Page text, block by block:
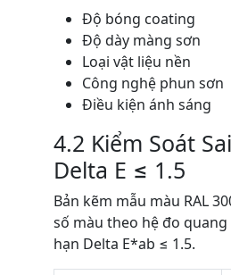
Độ bóng coating
Độ dày màng sơn
Loại vật liệu nền
Công nghệ phun sơn
Điều kiện ánh sáng
4.2 Kiểm Soát
Delta E ≤ 1.5
Bản kẽm mẫu màu RAL
số màu theo hệ đo quang
hạn Delta E*ab ≤ 1.5.